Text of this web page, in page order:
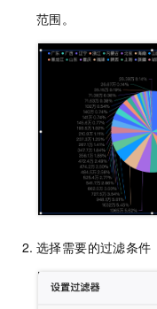
范围。
选择需要的过滤条件